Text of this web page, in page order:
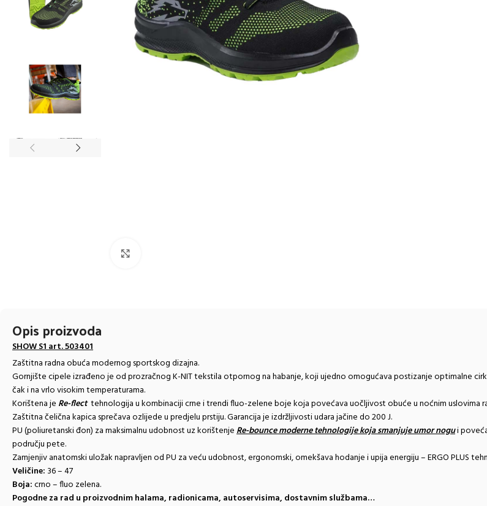
Opis proizvoda
SHOW S1 art. 503401
Zaštitna radna obuća modernog sportskog dizajna.
Gornjište cipele izrađeno je od prozračnog K-NIT tekstila otpornog na habanje, koji ujedno omogućava postizanje optimalne
čak i na vrlo visokim temperaturama.
Korištena je Re-flecttehnologija u kombinaciji crne i trendi fluo-zelene boje koja povećava uočljivost obuće u noćnim uslovima
Zaštitna čelična kapica sprečava ozlijede u predjelu prstiju. Garancija je izdržljivosti udara jačine do 200 J.
PU (poliuretanski đon) za maksimalnu udobnost uz korištenjeRe-bouncemoderne tehnologije koja smanjuje umor nogui
području pete.
Zamjenjiv anatomski uložak napravljen od PU za veću udobnost, ergonomski, omekšava hodanje i upija energiju – ERGO PLUS
Veličine: 36 – 47
Boja:crno – fluo zelena.
Pogodne za rad u proizvodnim halama, radionicama, autoservisima, dostavnim službama…